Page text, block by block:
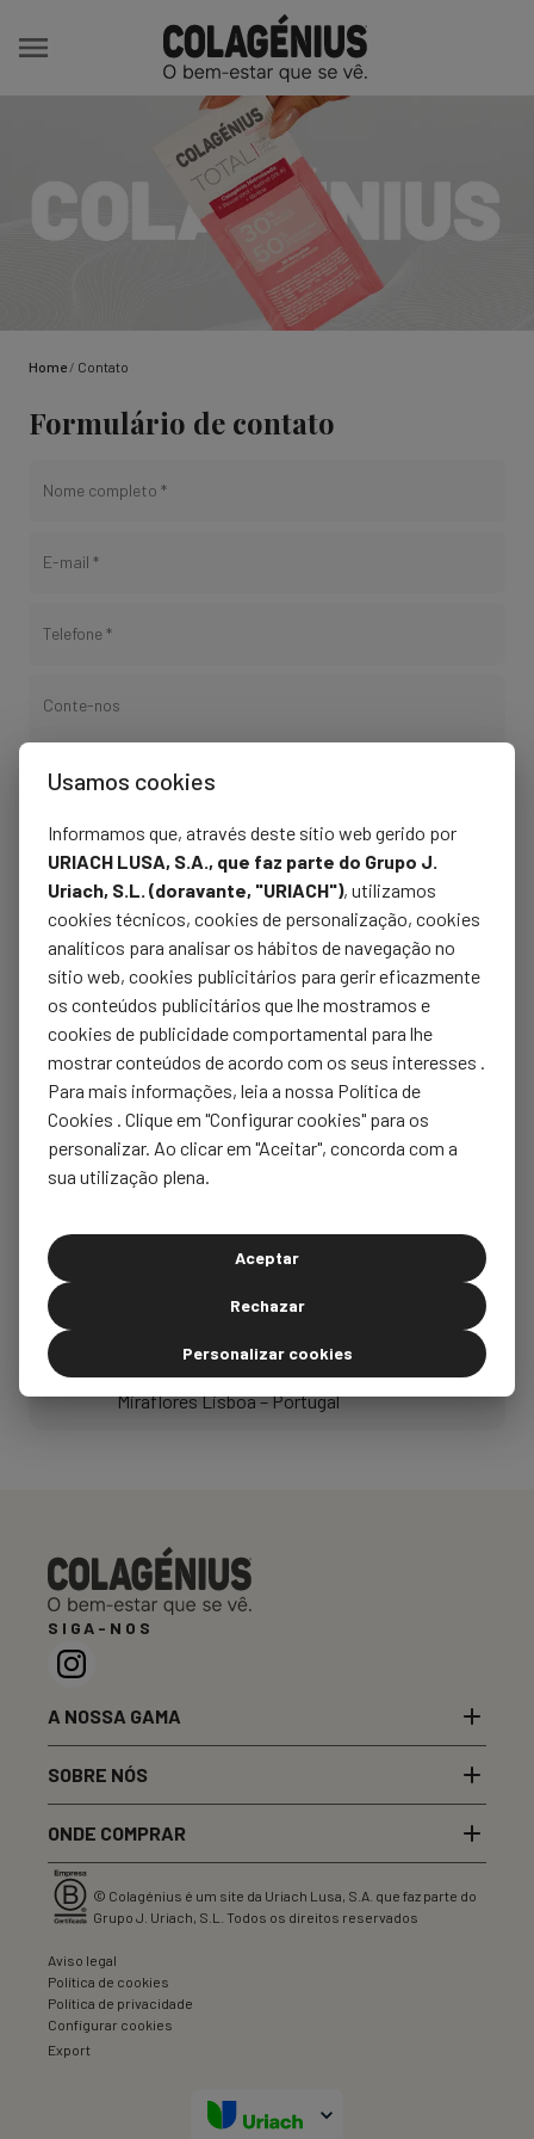
Home / Contato
Formulário de contato
Nome completo *
E-mail *
Telefone *
Conte-nos
Enviar
Responsável: Uriach Lusa, S.A. Finalidades: Resolver dúvidas, questões ou
solicitações que possam ser apresentadas pelos usuários. Destinatários: Seus
dados não serão cedidos a terceiros, exceto para cumprimento de obrigações
legais. Direitos: Você pode se opor ao tratamento, limitá-lo, acessar, retificar,
excluir os dados e exercer seu direito à portabilidade, enviando um e-mail para
dpo@uriach.com. Para mais informações sobre proteção de dados, consulte a
Política de Privacidade.
Atendimento ao consumidor
900 122 013
Torre de Monsanto
R. Afonso Emílio Praça 30, 4º E 1495-061
Miraflores Lisboa – Portugal
SIGA-NOS
A NOSSA GAMA
SOBRE NÓS
ONDE COMPRAR
© Colagénius é um site da Uriach Lusa, S.A. que faz parte do
Grupo J. Uriach, S.L. Todos os direitos reservados
Aviso legal
Política de cookies
Política de privacidade
Configurar cookies
Export
Usamos cookies
Informamos que, através deste sítio web gerido por
URIACH LUSA, S.A., que faz parte do Grupo J.
Uriach, S.L. (doravante, "URIACH"), utilizamos
cookies técnicos, cookies de personalização, cookies
analíticos para analisar os hábitos de navegação no
sítio web, cookies publicitários para gerir eficazmente
os conteúdos publicitários que lhe mostramos e
cookies de publicidade comportamental para lhe
mostrar conteúdos de acordo com os seus interesses .
Para mais informações, leia a nossa Política de
Cookies . Clique em "Configurar cookies" para os
personalizar. Ao clicar em "Aceitar", concorda com a
sua utilização plena.
Personalizar cookies
Rechazar
Aceptar